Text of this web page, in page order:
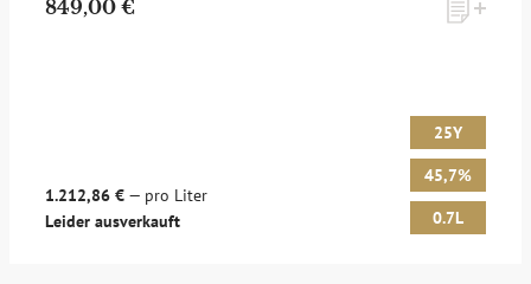
849,00 €
1.212,86 € — pro Liter
Leider ausverkauft
25Y
45,7%
0.7L